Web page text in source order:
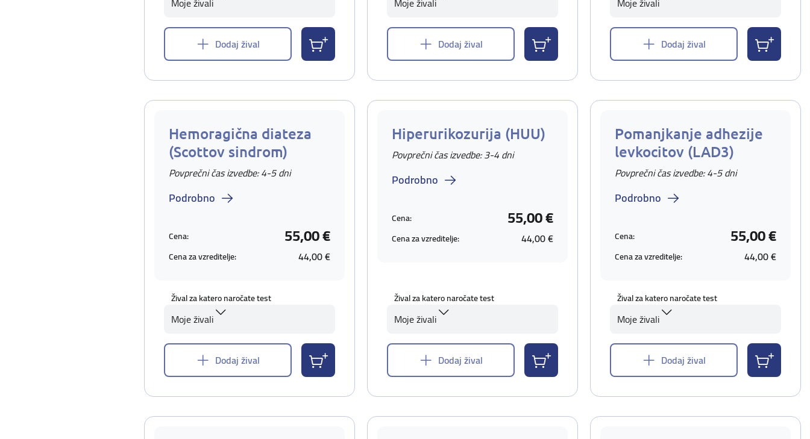
Dodaj žival Dodaj žival Dodaj žival
Hemoragična diateza
(Scottov sindrom)
Povprečni čas izvedbe: 4-5 dni
Podrobno
Cena: 55,00 €
Cena za vzreditelje: 44,00 €
Žival za katero naročate test
Moje živali
Dodaj žival
Hiperurikozurija (HUU)
Povprečni čas izvedbe: 3-4 dni
Podrobno
Cena: 55,00 €
Cena za vzreditelje: 44,00 €
Žival za katero naročate test
Moje živali
Dodaj žival
Pomanjkanje adhezije
levkocitov (LAD3)
Povprečni čas izvedbe: 4-5 dni
Podrobno
Cena: 55,00 €
Cena za vzreditelje: 44,00 €
Žival za katero naročate test
Moje živali
Dodaj žival